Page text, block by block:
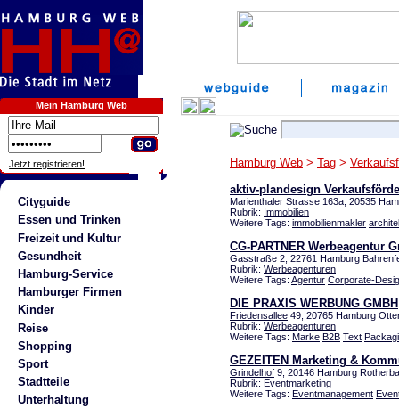
Mein Hamburg Web
Jetzt registrieren!
Cityguide
Essen und Trinken
Freizeit und Kultur
Gesundheit
Hamburg-Service
Hamburger Firmen
Kinder
Reise
Shopping
Sport
Stadtteile
Unterhaltung
Hamburg Web > Tag >
aktiv-plandesign
Marienthaler Strasse 163a, 20535
Rubrik: Immobilien
Weitere Tags: immobilienmakler
CG-PARTNER Werbeagentur
Gasstraße 2, 22761 Hamburg
Rubrik: Werbeagenturen
Weitere Tags: Agentur Corporate-
DIE PRAXIS WERBUNG GMBH
Friedensallee 49, 20765 Hamburg
Rubrik: Werbeagenturen
Weitere Tags: Marke B2B Text
GEZEITEN Marketing &
Grindelhof 9, 20146 Hamburg
Rubrik: Eventmarketing
Weitere Tags: Eventmanagement